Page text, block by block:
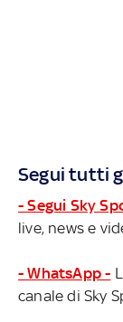
Segui tutti
- Segui Sky
live, news e
- WhatsApp -
canale di Sky